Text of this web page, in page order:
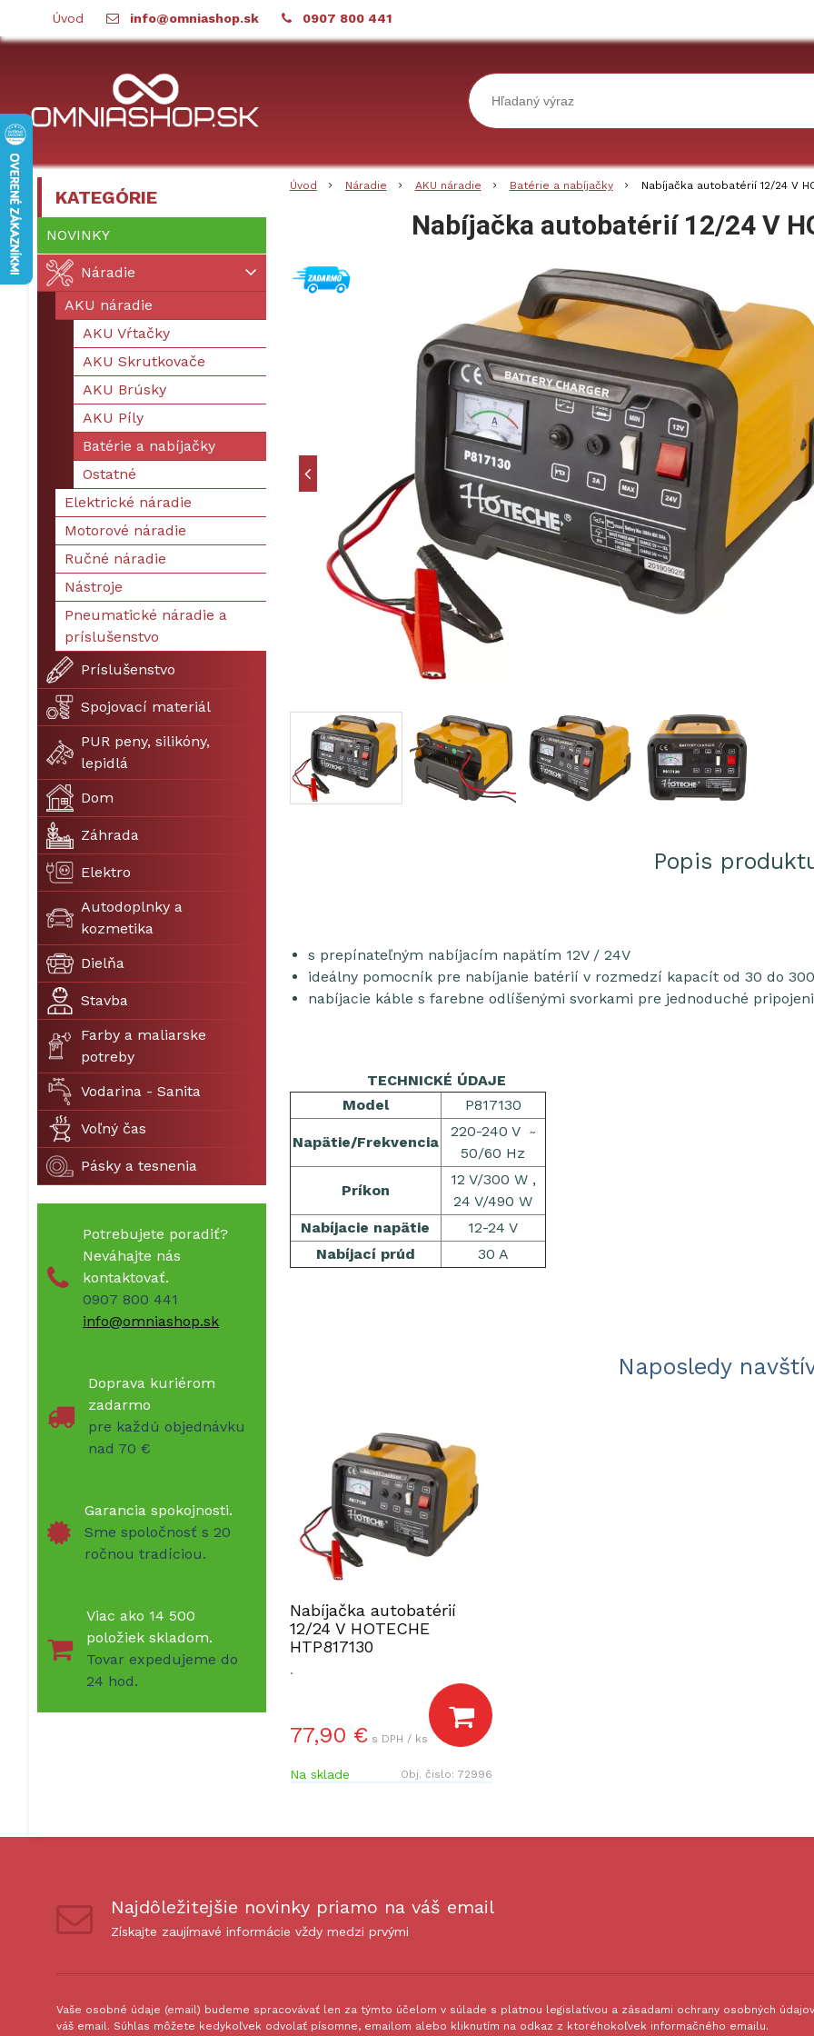
Úvod info@omniashop.sk 0907 800 441
Úvod Náradie AKU náradie Batérie a nabíjačky Nabíjačka autobatérií 12/24 V
Nabíjačka autobatérií 12/24 V
Popis
s prepínateľným nabíjacím napätím 12V / 24V
ideálny pomocník pre nabíjanie batérií v rozmedzí kapacít od 30 do
nabíjacie káble s farebne odlíšenými svorkami pre jednoduché
TECHNICKÉ ÚDAJE
Model
P817130
Napätie/Frekvencia
220-240 V~
50/60 Hz
Príkon
12 V/300 W ,
24 V/490 W
Nabíjacie napätie
12-24 V
Nabíjací prúd
30 A
Naposledy
Nabíjačka autobatérií
12/24 V HOTECHE
HTP817130
.
77,90 € s DPH / ks
Na sklade Obj. čislo:72996
KATEGÓRIE
NOVINKY
Náradie
AKU náradie
AKU Vŕtačky
AKU Skrutkovače
AKU Brúsky
AKU Píly
Batérie a nabíjačky
Ostatné
Elektrické náradie
Motorové náradie
Ručné náradie
Nástroje
Pneumatické náradie a
príslušenstvo
Príslušenstvo
Spojovací materiál
PUR peny, silikóny,
lepidlá
Dom
Záhrada
Elektro
Autodoplnky a
kozmetika
Dielňa
Stavba
Farby a maliarske
potreby
Vodarina - Sanita
Voľný čas
Pásky a tesnenia
Potrebujete poradiť?
Neváhajte nás
kontaktovať.
0907 800 441
info@omniashop.sk
Doprava kuriérom
zadarmo
pre každú objednávku
nad 70 €
Garancia spokojnosti.
Sme spoločnosť s 20
ročnou tradíciou.
Viac ako 14 500
položiek skladom.
Tovar expedujeme do
24 hod.
Najdôležitejšie novinky priamo na váš email
Získajte zaujímavé informácie vždy medzi prvými
Vaše osobné údaje (email) budeme spracovávať len za týmto účelom v súlade s platnou legislatívou a zásadami ochrany osobných
váš email. Súhlas môžete kedykoľvek odvolať písomne, emailom alebo kliknutím na odkaz z ktoréhokoľvek informačného emailu.